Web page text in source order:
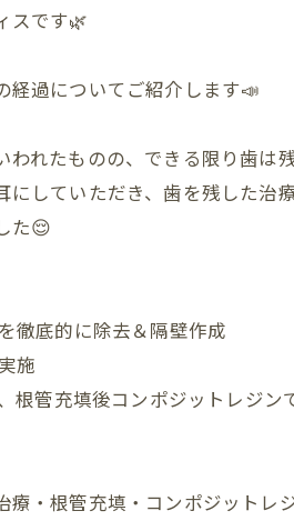
スです🌿
経過についてご紹介します📣
われたものの、できる限り歯は
にしていただき、歯を残した治
た😌
徹底的に除去＆隔壁作成
施
根管充填後コンポジットレジン
・根管充填・コンポジットレ